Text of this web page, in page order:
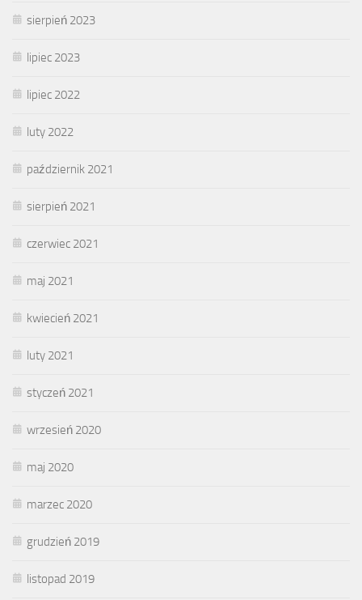
sierpień 2023
lipiec 2023
lipiec 2022
luty 2022
październik 2021
sierpień 2021
czerwiec 2021
maj 2021
kwiecień 2021
luty 2021
styczeń 2021
wrzesień 2020
maj 2020
marzec 2020
grudzień 2019
listopad 2019